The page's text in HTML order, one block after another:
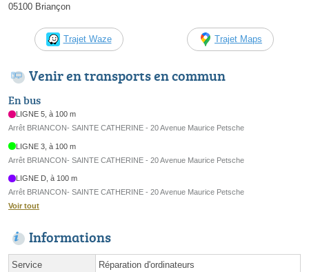
05100 Briançon
Trajet Waze Trajet Maps
Venir en transports en commun
En bus
LIGNE 5, à 100 m
Arrêt BRIANCON- SAINTE CATHERINE - 20 Avenue Maurice Petsche
LIGNE 3, à 100 m
Arrêt BRIANCON- SAINTE CATHERINE - 20 Avenue Maurice Petsche
LIGNE D, à 100 m
Arrêt BRIANCON- SAINTE CATHERINE - 20 Avenue Maurice Petsche
Voir tout
Informations
Service Réparation d'ordinateurs